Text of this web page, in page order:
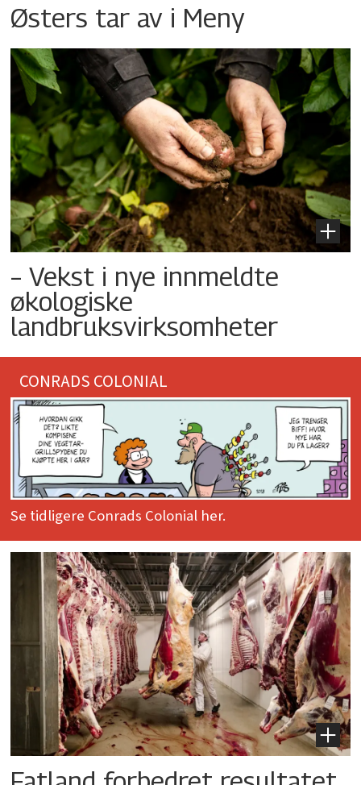
Østers tar av i Meny
– Vekst i nye innmeldte
økologiske
landbruksvirksomheter
CONRADS COLONIAL
Se tidligere Conrads Colonial her.